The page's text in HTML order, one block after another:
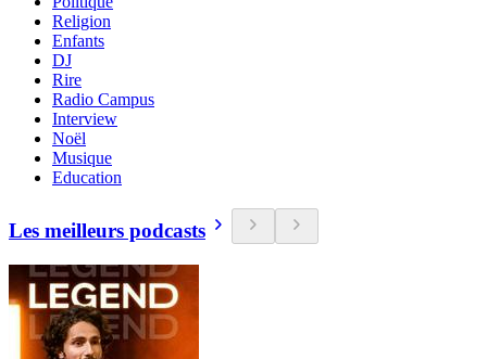
Religion
Enfants
DJ
Rire
Radio Campus
Interview
Noël
Musique
Education
Les meilleurs podcasts